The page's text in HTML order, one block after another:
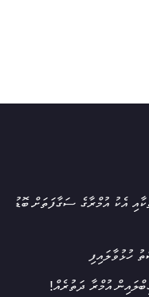
އެކު އުމްރާގެ ސަގާފަތަށް ބޮޑު
ހުޅުވާލައިފި
އުމްރާ ދަތުރެއް!